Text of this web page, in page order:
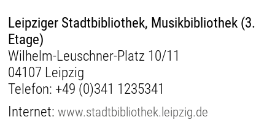
Leipziger Stadtbibliothek, Musikbibliothek (3.
Etage)
Wilhelm-Leuschner-Platz 10/11
04107 Leipzig
Telefon: +49 (0)341 1235341
Internet:www.stadtbibliothek.leipzig.de